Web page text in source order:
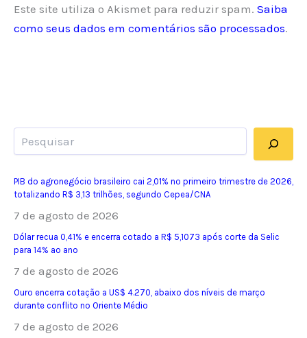
Este site utiliza o Akismet para reduzir spam. Saiba
como seus dados em comentários são processados.
PIB do agronegócio brasileiro cai 2,01% no primeiro trimestre de 2026,
totalizando R$ 3,13 trilhões, segundo Cepea/CNA
7 de agosto de 2026
Dólar recua 0,41% e encerra cotado a R$ 5,1073 após corte da Selic
para 14% ao ano
7 de agosto de 2026
Ouro encerra cotação a US$ 4.270, abaixo dos níveis de março
durante conflito no Oriente Médio
7 de agosto de 2026